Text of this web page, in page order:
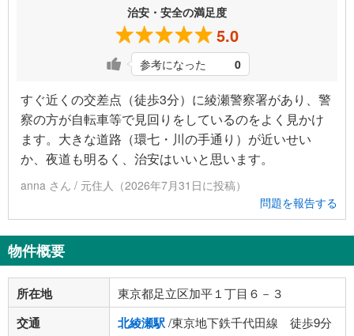
治安・安全の満足度
5.0
参考になった 0
すぐ近くの交差点（徒歩3分）に綾瀬警察署があり、警
察の方が自転車等で見回りをしているのをよく見かけ
ます。大きな道路（環七・川の手通り）が近いせい
か、夜道も明るく、治安はいいと思います。
anna さん / 元住人（2026年7月31日に投稿）
問題を報告する
物件概要
所在地 東京都足立区加平１丁目６－３
交通 北綾瀬駅/東京地下鉄千代田線 徒歩9分